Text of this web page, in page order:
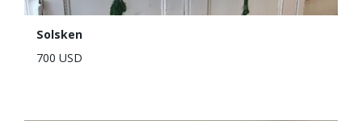
Solsken
700 USD